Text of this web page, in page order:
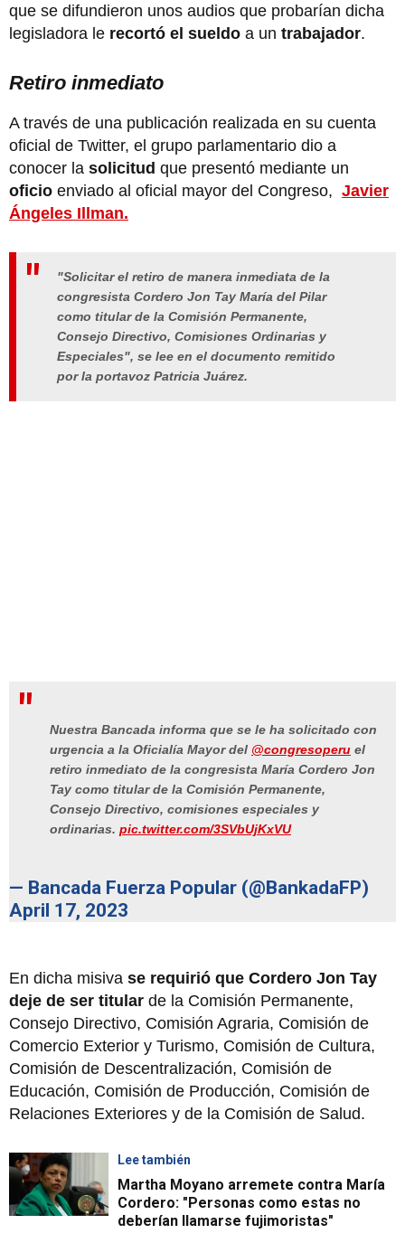
que se difundieron unos audios que probarían dicha
legisladora le recortó el sueldo a un trabajador.
Retiro inmediato
A través de una publicación realizada en su cuenta
oficial de Twitter, el grupo parlamentario dio a
conocer la solicitud que presentó mediante un
oficio enviado al oficial mayor del Congreso, Javier
Ángeles Illman.
"Solicitar el retiro de manera inmediata de la
congresista Cordero Jon Tay María del Pilar
como titular de la Comisión Permanente,
Consejo Directivo, Comisiones Ordinarias y
Especiales", se lee en el documento remitido
por la portavoz Patricia Juárez.
Nuestra Bancada informa que se le ha solicitado con
urgencia a la Oficialía Mayor del @congresoperu el
retiro inmediato de la congresista María Cordero Jon
Tay como titular de la Comisión Permanente,
Consejo Directivo, comisiones especiales y
ordinarias. pic.twitter.com/3SVbUjKxVU
— Bancada Fuerza Popular (@BankadaFP)
April 17, 2023
En dicha misiva se requirió que Cordero Jon Tay
deje de ser titular de la Comisión Permanente,
Consejo Directivo, Comisión Agraria, Comisión de
Comercio Exterior y Turismo, Comisión de Cultura,
Comisión de Descentralización, Comisión de
Educación, Comisión de Producción, Comisión de
Relaciones Exteriores y de la Comisión de Salud.
Lee también
Martha Moyano arremete contra María
Cordero: "Personas como estas no
deberían llamarse fujimoristas"